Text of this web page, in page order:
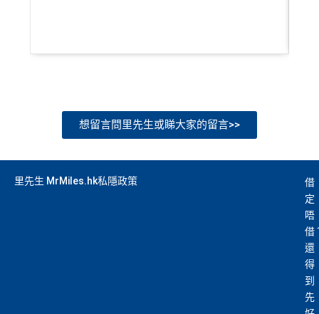
想留言問里先生或睇大家的留言>>
里先生 MrMiles.hk私隱政策
借
定
唔
借
還
得
到
先